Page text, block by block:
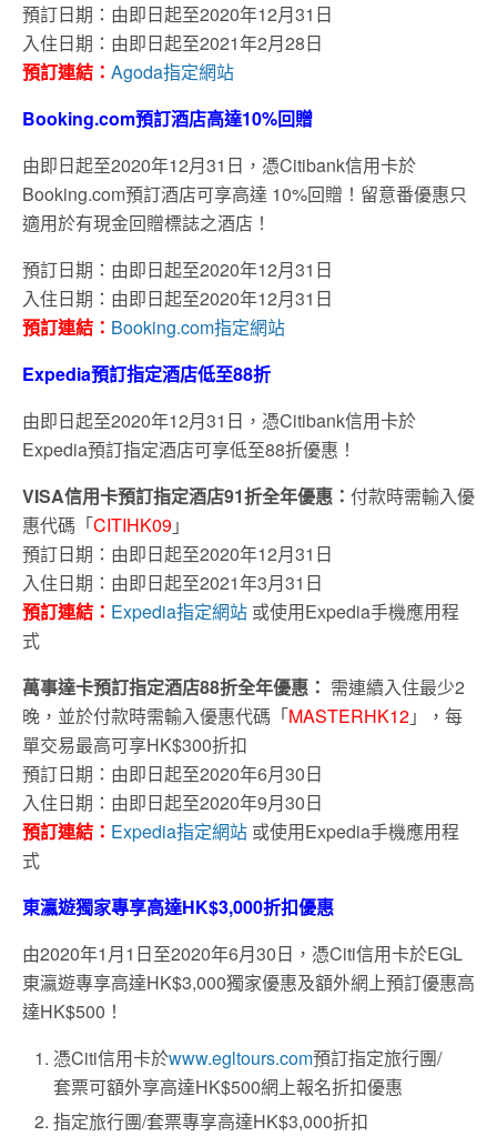
預訂日期：由即日起至2020年12月31日
入住日期：由即日起至2021年2月28日
預訂連結： Agoda指定網站
Booking.com預訂酒店高達10%回贈
由即日起至2020年12月31日，憑Citibank信用卡於
Booking.com預訂酒店可享高達 10%回贈！留意番優惠只
適用於有現金回贈標誌之酒店！
預訂日期：由即日起至2020年12月31日
入住日期：由即日起至2020年12月31日
預訂連結： Booking.com指定網站
Expedia預訂指定酒店低至88折
由即日起至2020年12月31日，憑Citibank信用卡於
Expedia預訂指定酒店可享低至88折優惠！
VISA信用卡預訂指定酒店91折全年優惠： 付款時需輸入優
惠代碼「CITIHK09」
預訂日期：由即日起至2020年12月31日
入住日期：由即日起至2021年3月31日
預訂連結： Expedia指定網站 或使用Expedia手機應用程
式
萬事達卡預訂指定酒店88折全年優惠： 需連續入住最少2
晚，並於付款時需輸入優惠代碼「MASTERHK12」，每
單交易最高可享HK$300折扣
預訂日期：由即日起至2020年6月30日
入住日期：由即日起至2020年9月30日
預訂連結： Expedia指定網站 或使用Expedia手機應用程
式
東瀛遊獨家專享高達HK$3,000折扣優惠
由2020年1月1日至2020年6月30日，憑Citi信用卡於EGL
東瀛遊專享高達HK$3,000獨家優惠及額外網上預訂優惠高
達HK$500！
憑Citi信用卡於www.egltours.com預訂指定旅行團/
套票可額外享高達HK$500網上報名折扣優惠
指定旅行團/套票專享高達HK$3,000折扣